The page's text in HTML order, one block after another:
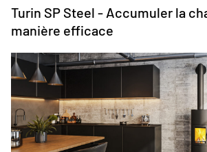
Turin SP Steel - Accumuler la
manière efficace